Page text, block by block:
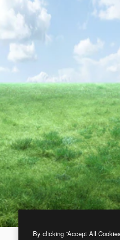
By clicking “Accept All